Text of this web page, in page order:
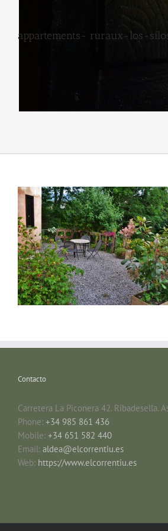
appartements- ruraux-los-
Contacto
Carretera La Piconera 42. Ribadesella.
Phone: +34 985 861 436
Mobile: +34 651 582 440
Email: aldea@elcorrentiu.es
Web: https://www.elcorrentiu.es